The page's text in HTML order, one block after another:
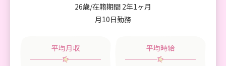
26歳/在籍期間 2年1ヶ月
月10日勤務
平均月収 平均時給